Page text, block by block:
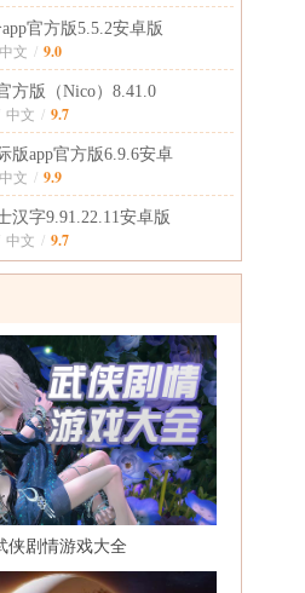
官方版5.5.2安卓版
中文 / 9.0
方版（Nico）8.41.0
中文 / 9.7
版app官方版6.9.6安卓
中文 / 9.9
汉字9.91.22.11安卓版
中文 / 9.7
侠剧情游戏大全